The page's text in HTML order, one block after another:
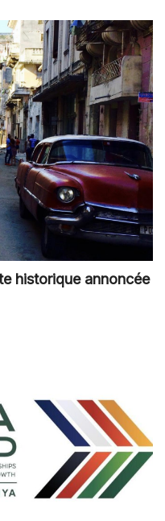
historique annoncée